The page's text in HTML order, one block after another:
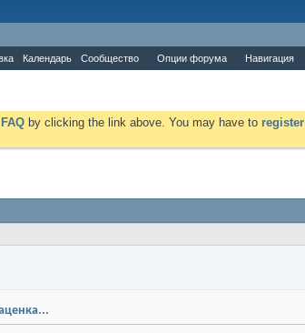
Календарь Сообщество Опции форума Навигация
FAQ by clicking the link above. You may have to register